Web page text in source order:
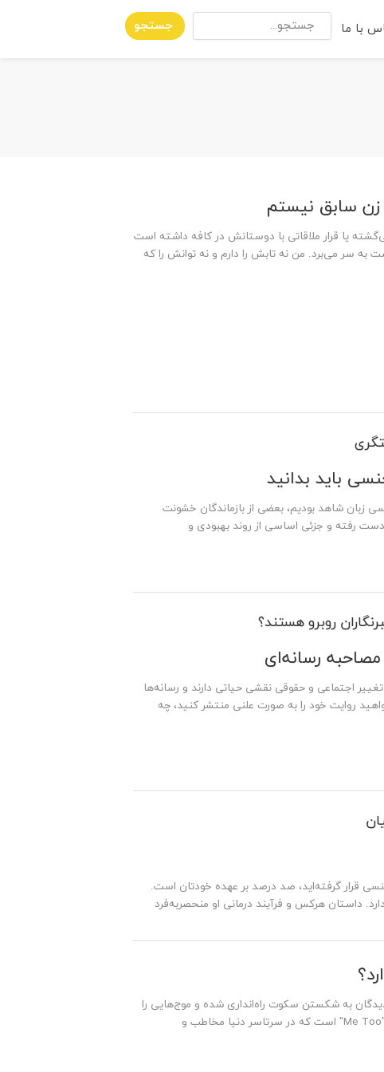
با ما جستجو
زن سابق نیستم
یا قرار ملاقاتی با دوستانش در کافه داشته است
به سر می‌برد. من نه تابش را دارم و نه توانش را که
باید بدانید
زبان شاهد بودیم، بعضی از بازماندگان خشونت
رفته و جزئی اساسی از روند بهبودی و
روبرو هستند؟
رسانه‌ای
اجتماعی و حقوقی نقشی حیاتی دارند و رسانه‌ها
روایت خود را به صورت علنی منتشر کنید، چه
قرار گرفته‌اید، صد درصد بر عهده خودتان است.
داستان هرکس و فرآیند درمانی او منحصربه‌فرد
به شکستن سکوت راه‌انداری شده و موج‌هایی را
در سطح ملی و بین‌المللی به راه انداخته است. نمونه اخیر این جنبش‌ها "Me Too" است که در سرتاسر دنیا مخاطب و